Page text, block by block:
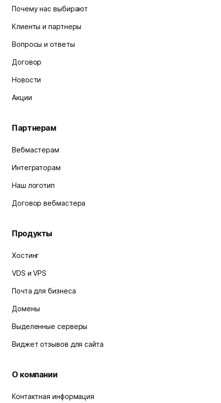
Почему нас выбирают
Клиенты и партнеры
Вопросы и ответы
Договор
Новости
Акции
Партнерам
Вебмастерам
Интеграторам
Наш логотип
Договор вебмастера
Продукты
Хостинг
VDS и VPS
Почта для бизнеса
Домены
Выделенные серверы
Виджет отзывов для сайта
О компании
Контактная информация